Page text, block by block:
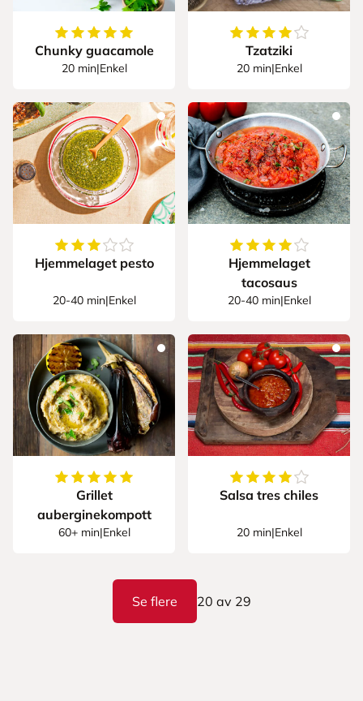
5av5stjerner
Chunky guacamole
20 min|Enkel
4.25av 5stjerner
Tzatziki
20 min|Enkel
3.75av5stjerner
Hjemmelaget pesto
20-40 min|Enkel
4.875av5stjerner
Hjemmelaget
tacosaus
20-40 min|Enkel
5av5stjerner
Grillet
auberginekompott
60+ min|Enkel
4.333333333333333
Salsa tres chiles
20 min|Enkel
Se flere 20 av 29